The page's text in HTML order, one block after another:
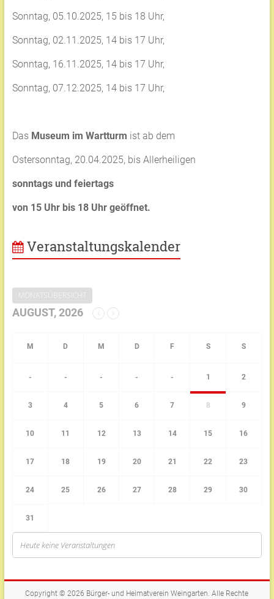
Sonntag, 05.10.2025, 15 bis 18 Uhr,
Sonntag, 02.11.2025, 14 bis 17 Uhr,
Sonntag, 16.11.2025, 14 bis 17 Uhr,
Sonntag, 07.12.2025, 14 bis 17 Uhr,
Das Museum im Wartturm ist ab dem
Ostersonntag, 20.04.2025, bis Allerheiligen
sonntags und feiertags
von 15 Uhr bis 18 Uhr geöffnet.
Veranstaltungskalender
MONATSÜBERSICHT
AUGUST, 2026
- - - - - 1 2
3 4 5 6 7 8 9
10 11 12 13 14 15 16
17 18 19 20 21 22 23
24 25 26 27 28 29 30
31
Heute keine Veranstaltungen
Copyright © 2026 Bürger- und Heimatverein Weingarten. Alle Rechte